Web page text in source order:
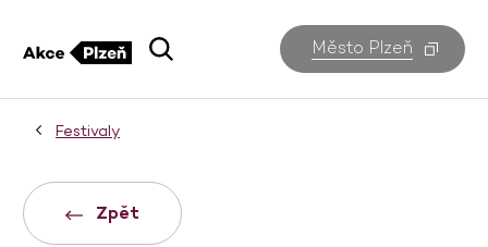
Město Plzeň
Festivaly
Zpět